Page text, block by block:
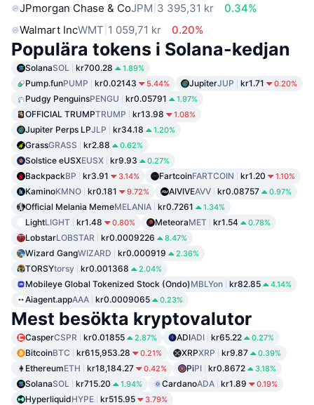
JPmorgan Chase & CoJPM 3 395,31 kr
0.34%
Walmart IncWMT 1 059,71 kr 0.20%
Populära tokens i Solana-kedjan
SolanaSOL kr700.28 1.89%
Pump.funPUMP kr0.02143 5.44% JupiterJUP kr1.71 0.20%
Pudgy PenguinsPENGU kr0.05791 1.97%
OFFICIAL TRUMPTRUMP kr13.98 1.08%
Jupiter Perps LPJLP kr34.18 1.20%
GrassGRASS kr2.88 0.62%
Solstice eUSXEUSX kr9.93 0.27%
BackpackBP kr3.91 3.14% FartcoinFARTCOIN kr1.20 1.10%
KaminoKMNO kr0.181 9.72% AIVIVEAVV kr0.08757 0.97%
Official Melania MemeMELANIA kr0.7261 1.34%
LightLIGHT kr1.48 0.80% MeteoraMET kr1.54 0.78%
LobstarLOBSTAR kr0.0009226 8.47%
Wizard GangWIZARD kr0.000919 2.36%
TORSYtorsy kr0.001368 2.04%
Mobileye Global Tokenized Stock (Ondo)MBLYon kr82.85 4.14%
Aiagent.appAAA kr0.0009065 0.23%
Mest besökta kryptovalutor
CasperCSPR kr0.01855 2.87% ADIADI kr65.22 0.27%
BitcoinBTC kr615,953.28 0.21% XRPXRP kr9.87 0.39%
EthereumETH kr18,184.27 0.42% PiPI kr0.8672 3.18%
SolanaSOL kr715.20 1.94% CardanoADA kr1.89 0.19%
HyperliquidHYPE kr515.95 3.79%